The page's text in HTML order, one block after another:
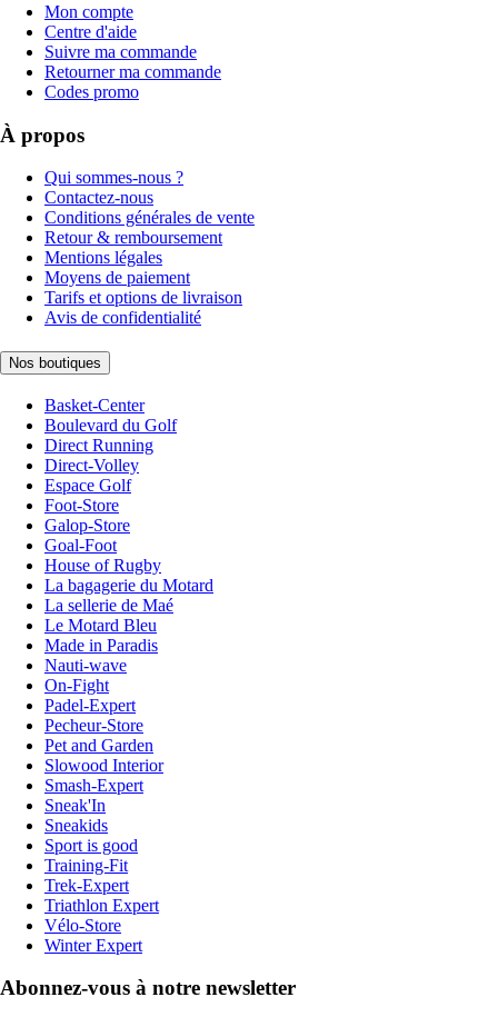
Mon compte
Centre d'aide
Suivre ma commande
Retourner ma commande
Codes promo
À propos
Qui sommes-nous ?
Contactez-nous
Conditions générales de vente
Retour & remboursement
Mentions légales
Moyens de paiement
Tarifs et options de livraison
Avis de confidentialité
Nos boutiques
Basket-Center
Boulevard du Golf
Direct Running
Direct-Volley
Espace Golf
Foot-Store
Galop-Store
Goal-Foot
House of Rugby
La bagagerie du Motard
La sellerie de Maé
Le Motard Bleu
Made in Paradis
Nauti-wave
On-Fight
Padel-Expert
Pecheur-Store
Pet and Garden
Slowood Interior
Smash-Expert
Sneak'In
Sneakids
Sport is good
Training-Fit
Trek-Expert
Triathlon Expert
Vélo-Store
Winter Expert
Abonnez-vous à notre newsletter